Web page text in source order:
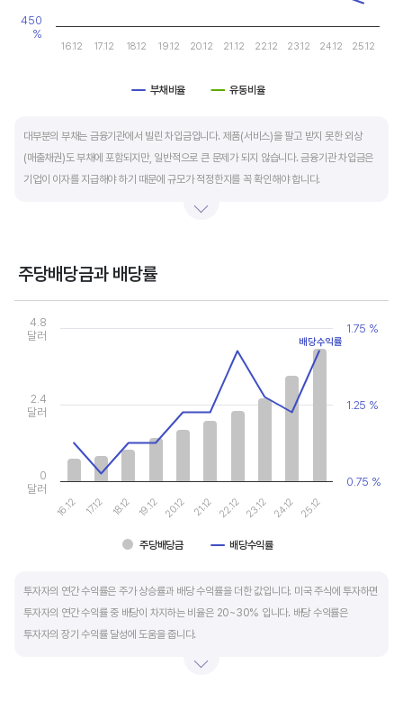
부채비율 유동비율
16.12 17.12 18.12 19.12 20.12 21.12 22.12 23.12 24.12 25.12
450
%
대부분의 부채는 금융기관에서 빌린 차입금입니다. 제품(서비스)을 팔고 받지 못한 외상
(매출채권)도 부채에 포함되지만, 일반적으로 큰 문제가 되지 않습니다. 금융기관 차입금은
기업이 이자를 지급해야 하기 때문에 규모가 적정한지를 꼭 확인해야 합니다.
비교해서 보는 것이 좋습니다. 그외 이자보상배율과 현금흐름표를 함께 체크하면, 부도
주당배당금과 배당률
Chart
Combination chart with 2 data series.
View as data table, Chart
The chart has 1 X axis displaying categories.
The chart has 2 Y axes displaying values, and values.
주당배당금 배당수익률
16.12 17.12 18.12 19.12 20.12 21.12 22.12 23.12 24.12 25.12
0
달러
2.4
달러
4.8
달러
0.75 %
1.25 %
1.75 %
배당수익률
투자자의 연간 수익률은 주가 상승률과 배당 수익률을 더한 값입니다. 미국 주식에 투자하면
투자자의 연간 수익률 중 배당이 차지하는 비율은 20~30% 입니다. 배당 수익률은
투자자의 장기 수익률 달성에 도움을 줍니다.